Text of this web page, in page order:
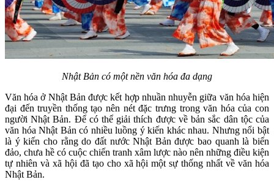
Nhật Bản có một nền văn hóa đa dạng
Văn hóa ở Nhật Bản được kết hợp nhuần nhuyễn giữa văn hóa hiện
đại đến truyền thống tạo nên nét đặc trưng trong văn hóa của con
người Nhật Bản. Để có thể giải thích được về bản sắc dân tộc của
văn hóa Nhật Bản có nhiều luồng ý kiến khác nhau. Nhưng nổi bật
là ý kiến cho rằng do đất nước Nhật Bản được bao quanh là biển
đảo, chưa hề có cuộc chiến tranh xâm lược nào nên những điều kiện
tự nhiên và xã hội đã tạo cho xã hội một sự thống nhất về văn hóa
Nhật Bản.